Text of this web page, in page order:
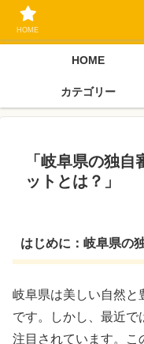
ブラックリスト長期延滞中で
金ク
HOME
カテゴリー
「岐阜県の独
ットとは？」
はじめに：岐阜県の
岐阜県は美しい自然と
です。しかし、最近
注目されています。こ
HOME